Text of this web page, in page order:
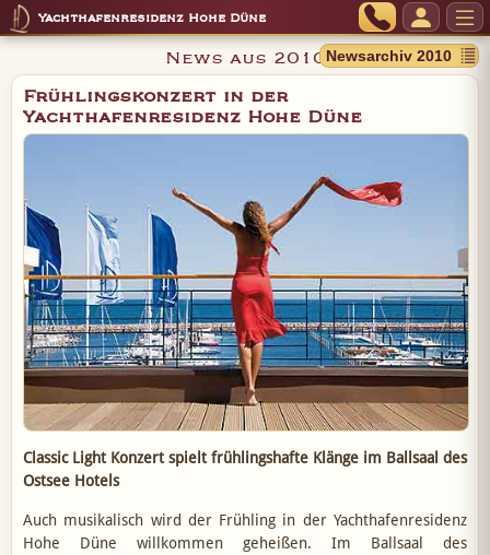
Yachthafenresidenz Hohe Düne
News aus 2010
Frühlingskonzert in der
Yachthafenresidenz Hohe Düne
Classic Light Konzert spielt frühlingshafte Klänge im Ballsaal des
Ostsee Hotels
Auch musikalisch wird der Frühling in der Yachthafenresidenz
Hohe Düne willkommen geheißen. Im Ballsaal des